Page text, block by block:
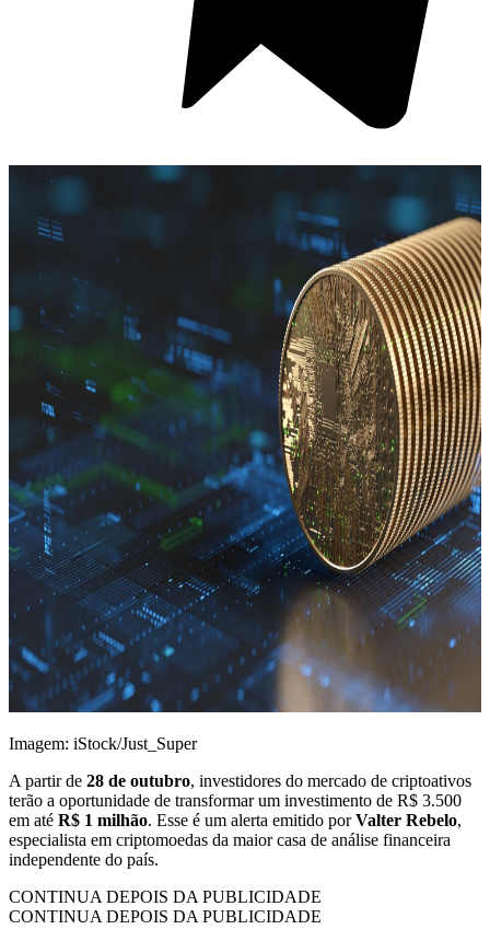
Imagem: iStock/Just_Super
A partir de 28 de outubro, investidores do mercado de criptoativos
terão a oportunidade de transformar um investimento de R$ 3.500
em até R$ 1 milhão. Esse é um alerta emitido porValter Rebelo,
especialista em criptomoedas da maior casa de análise financeira
independente do país.
CONTINUA DEPOIS DA PUBLICIDADE
CONTINUA DEPOIS DA PUBLICIDADE